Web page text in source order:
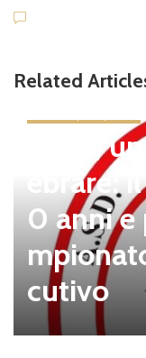
Related
Tolfa,
ebrare:
0 anni e
cutivo